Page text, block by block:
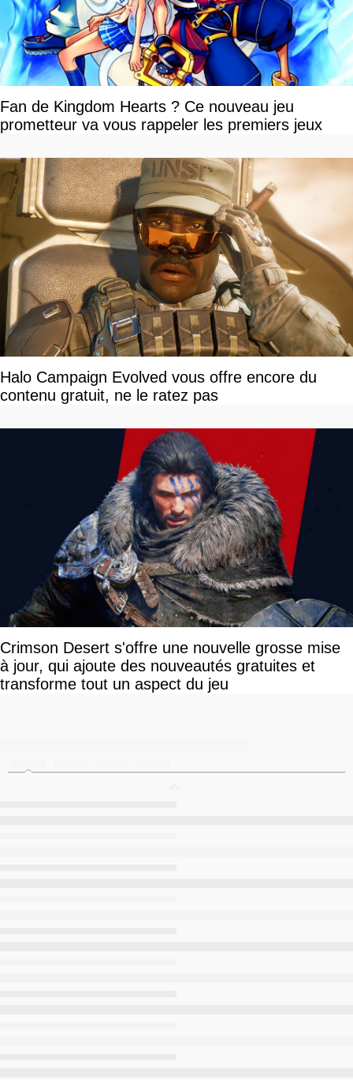
Fan de Kingdom Hearts ? Ce nouveau jeu
prometteur va vous rappeler les premiers jeux
Halo Campaign Evolved vous offre encore du
contenu gratuit, ne le ratez pas
Crimson Desert s'offre une nouvelle grosse mise
à jour, qui ajoute des nouveautés gratuites et
transforme tout un aspect du jeu